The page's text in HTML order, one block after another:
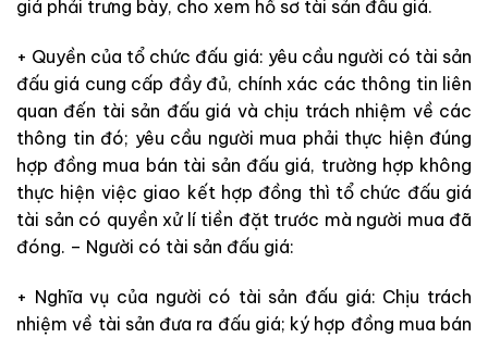
giá phải trưng bày, cho xem hồ sơ tài sản đấu giá.
+ Quyền của tổ chức đấu giá: yêu cầu người có tài sản
đấu giá cung cấp đầy đủ, chínhxác các thông tin liên
quan đến tài sản đấu giá và chịu trách nhiệm về các
thông tin đó; yêu cầu người mua phải thực hiện đúng
hợp đồng mua bán tài sản đấu giá, trường hợp không
thực hiện việc giao kết hợp đồng thì tổ chức đấu giá
tài sản có quyền xử lí tiền đặt trước mà người mua đã
đóng. – Người có tài sản đấu giá:
+ Nghĩavụ của người có tài sản đấu giá: Chịu trách
nhiệmvề tài sản đưa ra đấu giá; ký hợp đồng mua bán